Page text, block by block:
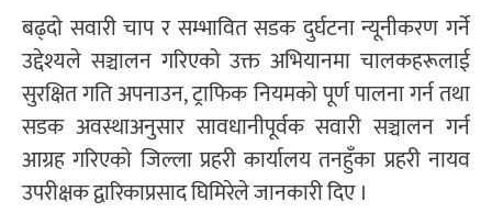
बढ्दो सवारी चाप र सम्भावित सडक दुर्घटना न्यूनीकरण गर्ने
उद्देश्यले सञ्चालन गरिएको उक्त अभियानमा चालकहरूलाई
सुरक्षित गति अपनाउन, ट्राफिक नियमको पूर्ण पालना गर्न तथा
सडक अवस्थाअनुसार सावधानीपूर्वक सवारी सञ्चालन गर्न
आग्रह गरिएको जिल्ला प्रहरी कार्यालय तनहुँका प्रहरी नायव
उपरीक्षक द्वारिकाप्रसाद घिमिरेले जानकारी दिए ।